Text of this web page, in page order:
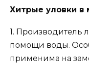
Хитрые уловки в
1. Производитель
помощи воды.
применима на